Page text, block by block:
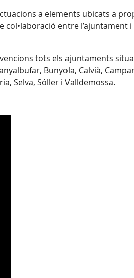
a elements ubicats a
col•laboració entre
tots els ajuntaments
Bunyola, Calvià,
Selva, Sóller i Valldemossa.